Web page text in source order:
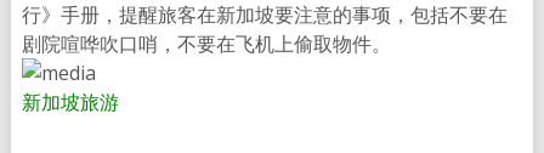
行》手册，提醒旅客在新加坡要注意的事项，包括不要在
剧院喧哗吹口哨，不要在飞机上偷取物件。
新加坡旅游